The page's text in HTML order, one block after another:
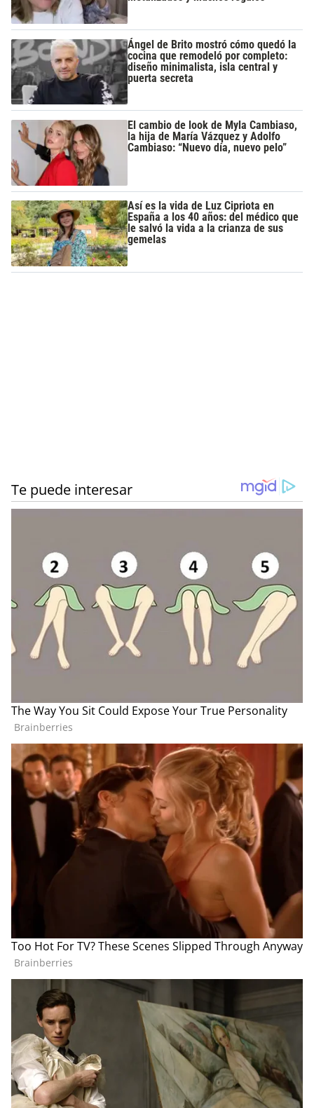
Ángel de Brito mostró cómo quedó la
cocina que remodeló por completo:
diseño minimalista, isla central y
puerta secreta
El cambio de look de Myla Cambiaso,
la hija de María Vázquez y Adolfo
Cambiaso: “Nuevo día, nuevo pelo”
Así es la vida de Luz Cipriota en
España a los 40 años: del médico que
le salvó la vida a la crianza de sus
gemelas